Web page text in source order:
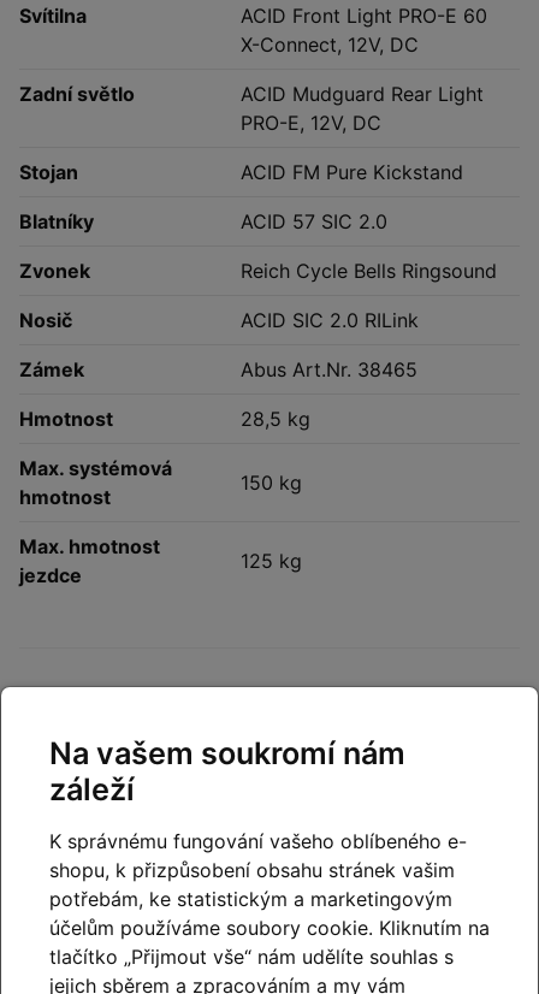
Svítilna
ACID Front Light PRO-E 60
X-Connect, 12V, DC
Zadní světlo
ACID Mudguard Rear Light
PRO-E, 12V, DC
Stojan ACID FM Pure Kickstand
Blatníky ACID 57 SIC 2.0
Zvonek Reich Cycle Bells Ringsound
Nosič ACID SIC 2.0 RILink
Zámek Abus Art.Nr. 38465
Hmotnost 28,5 kg
Max. systémová
hmotnost
150 kg
Max. hmotnost
jezdce
125 kg
Slavkov u Brna
Naši kamennou prodejnu najdete
okolí.
Zákazníkům nabízíme:
pohodlné parkování přímo před prodejnou na
vyhrazených místech,
Na vašem soukromí nám
záleží
K správnému fungování vašeho oblíbeného e-
shopu, k přizpůsobení obsahu stránek vašim
potřebám, ke statistickým a marketingovým
účelům používáme soubory cookie. Kliknutím na
tlačítko „Přijmout vše“ nám udělíte souhlas s
jejich sběrem a zpracováním a my vám